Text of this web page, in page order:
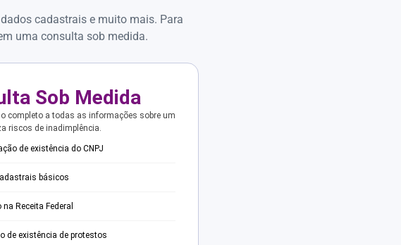
cadastrais e muito mais. Para
uma consulta sob medida.
Sob Medida
completo a todas as informações sobre um
riscos de inadimplência.
de existência do CNPJ
básicos
Receita Federal
de existência de protestos